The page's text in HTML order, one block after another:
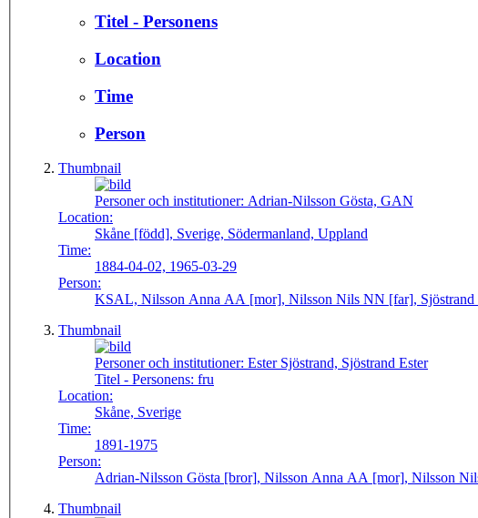
Titel - Personens
Location
Time
Person
Thumbnail
Personer och institutioner: Adrian-Nilsson Gösta, GAN
Location:
Skåne [född], Sverige, Södermanland, Uppland
Time:
1884-04-02, 1965-03-29
Person:
KSAL, Nilsson Anna AA [mor], Nilsson Nils NN [far], Sjöstrand
Thumbnail
Personer och institutioner: Ester Sjöstrand, Sjöstrand Ester
Titel - Personens: fru
Location:
Skåne, Sverige
Time:
1891-1975
Person:
Adrian-Nilsson Gösta [bror], Nilsson Anna AA [mor], Nilsson
Thumbnail